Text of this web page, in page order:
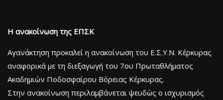
Η ανακοίνωση της ΕΠΣΚ
Αγανάκτηση προκαλεί η ανακοίνωση του Ε.Σ.Υ.Ν. Κέρκυρας
αναφορικά με τη διεξαγωγή του 7ου Πρωταθλήματος
Ακαδημιών Ποδοσφαίρου Βόρειας Κέρκυρας.
Στην ανακοίνωση περιλαμβάνεται ψευδώς ο ισχυρισμός